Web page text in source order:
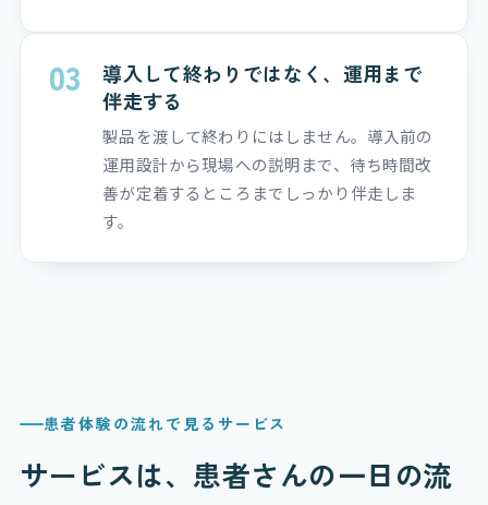
03
導入して終わりではなく、運用まで
伴走する
製品を渡して終わりにはしません。導入前の
運用設計から現場への説明まで、待ち時間改
善が定着するところまでしっかり伴走しま
す。
患者体験の流れで見るサービス
サービスは、患者さんの一日の流